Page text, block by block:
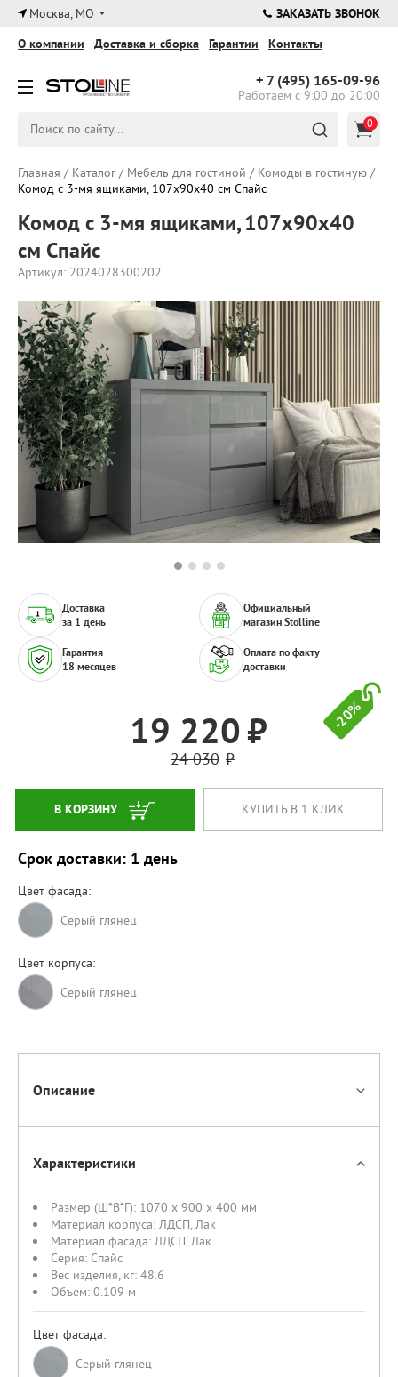
×
Москва, МО ЗАКАЗАТЬ ЗВОНОК
+ 7 (495) 165-09-96
Работаем с 9:00 до 20:00
О компании Доставка и сборка Гарантии Контакты
0
Главная / Каталог/ Мебель для гостиной / Комоды в гостиную /
Комод с 3-мя ящиками, 107х90х40 см Спайс
Комод с 3-мя ящиками, 107х90х40
см Спайс
Артикул: 2024028300202
-20%
Доставка
за 1 день
Гарантия
18 месяцев
Официальный
магазин Stolline
Оплата по факту
доставки
19 220
24 030
В КОРЗИНУ КУПИТЬ В 1 КЛИК
Срок доставки: 1 день
Цвет фасада:
Серый глянец
Цвет корпуса:
Cерый глянец
Описание
Характеристики
Размер (Ш*В*Г): 1070 x 900 x 400 мм
Материал корпуса: ЛДСП,Лак
Материал фасада: ЛДСП,Лак
Серия: Спайс
Вес изделия, кг: 48.6
Объем: 0.109 м
Цвет фасада:
Серый глянец